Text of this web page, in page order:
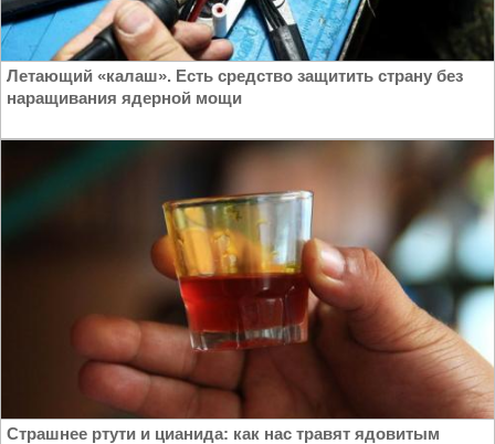
Летающий «калаш». Есть средство защитить страну без
наращивания ядерной мощи
Страшнее ртути и цианида: как нас травят ядовитым